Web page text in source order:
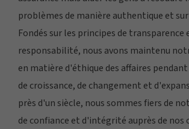
problèmes de manière authentique et
Fondés sur les principes de transparence
responsabilité, nous avons maintenu
en matière d'éthique des affaires pendant
de croissance, de changement et
près d'un siècle, nous sommes fiers de
de confiance et d'intégrité auprès de nos